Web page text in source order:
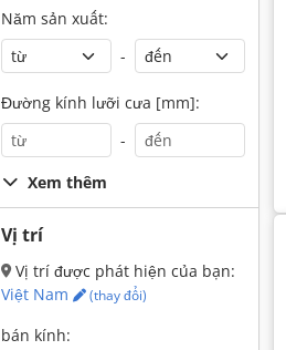
Năm sản xuất:
-
Đường kính lưỡi cưa [mm]:
-
Xem thêm
Vị trí
Vị trí được phát hiện của bạn:
Việt Nam
(thay đổi)
bán kính: